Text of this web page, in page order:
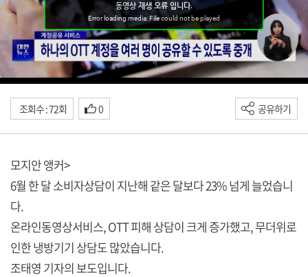
조회수 : 72회 0 공유하기
모지안 앵커>
6월 한 달 소비자상담이 지난해 같은 달보다 23% 넘게 늘었습니
다.
온라인동영상서비스, OTT 피해 상담이 크게 증가했고, 무더위로
인한 냉방기기 상담도 많았습니다.
조태영 기자의 보도입니다.